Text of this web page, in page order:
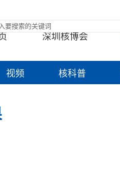
深圳核博会
视频 核科普